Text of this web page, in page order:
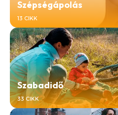
Szépségápolás
13 CIKK
Szabadidő
33 CIKK